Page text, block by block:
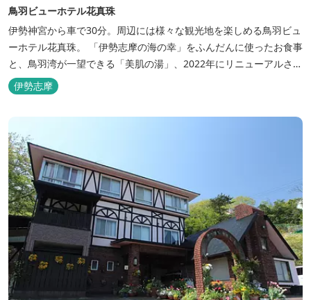
鳥羽ビューホテル花真珠
伊勢神宮から車で30分。周辺には様々な観光地を楽しめる鳥羽ビュ
ーホテル花真珠。 「伊勢志摩の海の幸」をふんだんに使ったお食事
と、鳥羽湾が一望できる「美肌の湯」、2022年にリニューアルされ
た客室で、五感から体と心を癒やします。 【お部屋】 近年リニュ
ーアルした過ごしやすいお部屋で、親子3世代で楽しめるお部屋に
なっております。 全室オーシャンビューで雄大な鳥羽湾を一望で
き、日頃の疲...
伊勢志摩